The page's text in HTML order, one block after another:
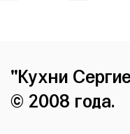
"Кухни
© 2008 года.